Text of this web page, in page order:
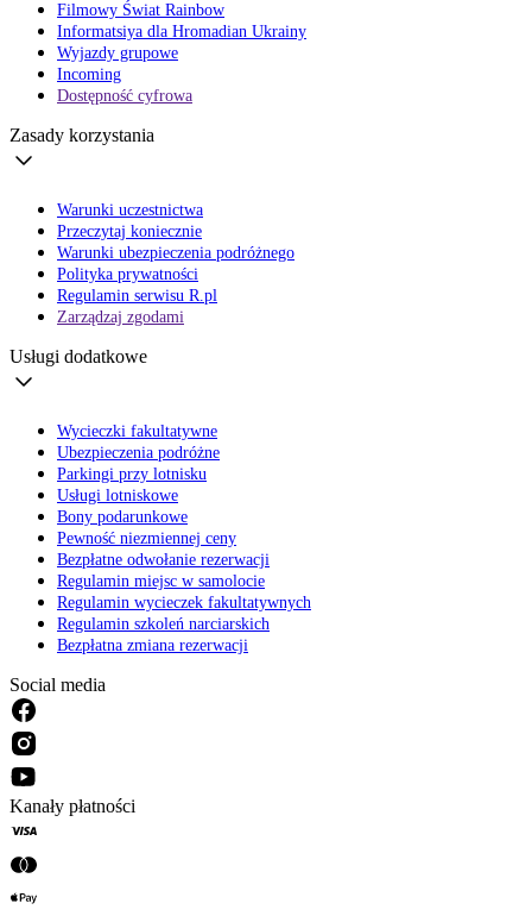
Filmowy Świat Rainbow
Informatsiya dla Hromadian Ukrainy
Wyjazdy grupowe
Incoming
Dostępność cyfrowa
Zasady korzystania
Warunki uczestnictwa
Przeczytaj koniecznie
Warunki ubezpieczenia podróżnego
Polityka prywatności
Regulamin serwisu R.pl
Zarządzaj zgodami
Usługi dodatkowe
Wycieczki fakultatywne
Ubezpieczenia podróżne
Parkingi przy lotnisku
Usługi lotniskowe
Bony podarunkowe
Pewność niezmiennej ceny
Bezpłatne odwołanie rezerwacji
Regulamin miejsc w samolocie
Regulamin wycieczek fakultatywnych
Regulamin szkoleń narciarskich
Bezpłatna zmiana rezerwacji
Social media
Kanały płatności